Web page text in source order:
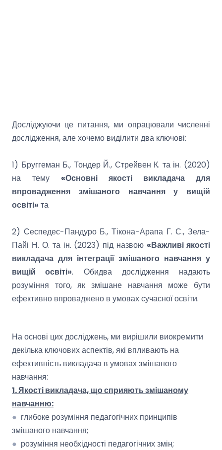
Досліджуючи це питання, ми опрацювали численні
дослідження, але хочемо виділити два ключові:
1) Бруггеман Б., Тондер Й., Стрейвен К. та ін. (2020)
на тему «Основні якості викладача для
впровадження змішаного навчання у вищій
освіті» та
2) Сеспедес-Пандуро Б., Тікона-Арапа Г. С., Зела-
Пайі Н. О. та ін. (2023) під назвою «Важливі якості
викладача для інтеграції змішаного навчання у
вищій освіті». Обидва дослідження надають
розуміння того, як змішане навчання може бути
ефективно впроваджено в умовах сучасної освіти.
На основі цих досліджень, ми вирішили виокремити
декілька ключових аспектів, які впливають на
ефективність викладача в умовах змішаного
навчання:
1. Якості викладача, що сприяють змішаному
навчанню:
● глибоке розуміння педагогічних принципів
змішаного навчання;
● розуміння необхідності педагогічних змін;